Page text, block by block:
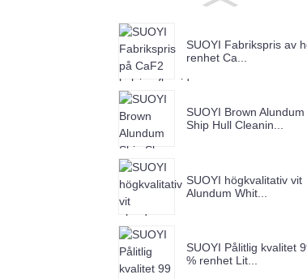
SUOYI Fabrikspris av
renhet Ca...
SUOYI Brown Alundum
Ship Hull Cleanin...
SUOYI högkvalitativ vit
Alundum Whit...
SUOYI Pålitlig kvalitet
% renhet Lit...